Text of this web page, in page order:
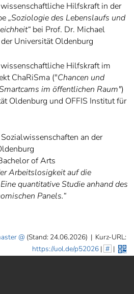
Hilfskraft in der
„Soziologie des Lebenslaufs und
bei Prof. Dr. Michael
Universität Oldenburg
Hilfskraft im
ChaRiSma ("Chancen und
im öffentlichen Raum")
Oldenburg und OFFIS Institut für
an der
of Arts
Arbeitslosigkeit auf die
Eine quantitative Studie anhand des
Panels.“
(Stand: 24.06.2026) | Kurz-URL:
https://uol.de/p52026| # |